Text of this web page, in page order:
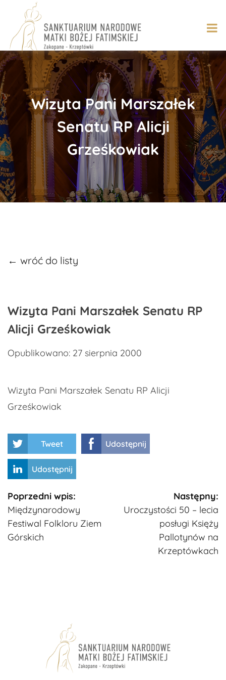
content
Wizyta Pani Marszałek
Senatu RP Alicji
Grześkowiak
← wróć do listy
Wizyta Pani Marszałek Senatu RP
Alicji Grześkowiak
Opublikowano: 27 sierpnia 2000
Wizyta Pani Marszałek Senatu RP Alicji
Grześkowiak
Tweet Udostępnij
Udostępnij
Kontynuuj
czytanie
Poprzedni wpis:
Międzynarodowy
Festiwal Folkloru Ziem
Górskich
Następny:
Uroczystości 50 – lecia
posługi Księży
Pallotynów na
Krzeptówkach